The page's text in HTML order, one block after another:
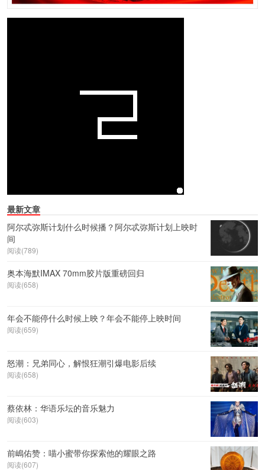
最新文章
阿尔忒弥斯计划什么时候播？阿尔忒弥斯计划上映时
间
阅读(789)
奥本海默IMAX 70mm胶片版重磅回归
阅读(658)
年会不能停什么时候上映？年会不能停上映时间
阅读(659)
怒潮：兄弟同心，解恨狂潮引爆电影后续
阅读(658)
蔡依林：华语乐坛的音乐魅力
阅读(603)
前嶋佑赞：喵小蜜带你探索他的耀眼之路
阅读(607)